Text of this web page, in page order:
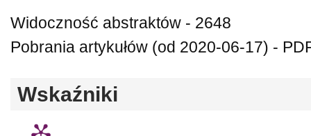
Widoczność abstraktów - 2648
Pobrania artykułów (od 2020-06-17) -
Wskaźniki